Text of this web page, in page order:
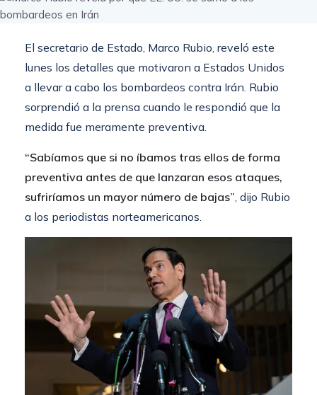
El secretario de Estado, Marco Rubio, reveló este
lunes los detalles que motivaron a Estados Unidos
a llevar a cabo los bombardeos contra Irán. Rubio
sorprendió a la prensa cuando le respondió que la
medida fue meramente preventiva.
“Sabíamos que si no íbamos tras ellos de forma
preventiva antes de que lanzaran esos ataques,
sufriríamos un mayor número de bajas”, dijo Rubio
a los periodistas norteamericanos.